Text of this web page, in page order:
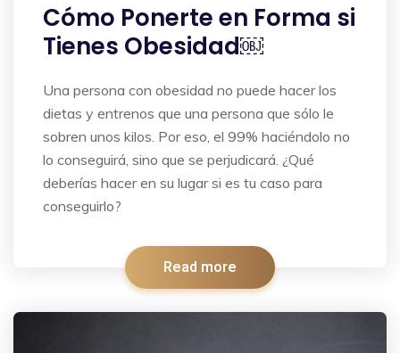
Cómo Ponerte en Forma si
Tienes Obesidad￼
Una persona con obesidad no puede hacer los
dietas y entrenos que una persona que sólo le
sobren unos kilos. Por eso, el 99% haciéndolo no
lo conseguirá, sino que se perjudicará. ¿Qué
deberías hacer en su lugar si es tu caso para
conseguirlo?
Read more